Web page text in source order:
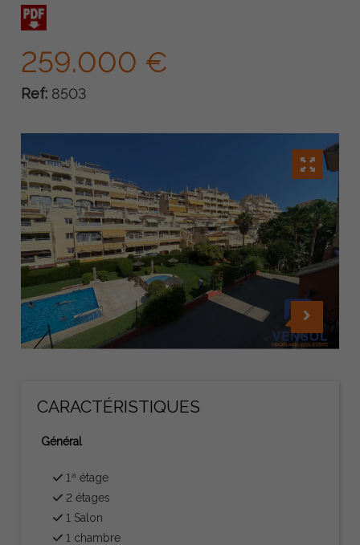
259.000 €
Ref: 8503
CARACTÉRISTIQUES
Général
1ª étage
2 étages
1 Salon
1 chambre